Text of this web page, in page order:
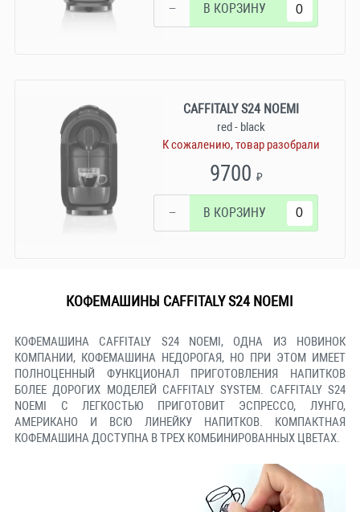
− В КОРЗИНУ
CAFFITALY S24 NOEMI
red - black
К сожалению, товар разобрали
9700 ₽
− В КОРЗИНУ
КОФЕМАШИНЫ CAFFITALY S24 NOEMI
КОФЕМАШИНА CAFFITALY S24 NOEMI, ОДНА ИЗ НОВИНОК
КОМПАНИИ, КОФЕМАШИНА НЕДОРОГАЯ, НО ПРИ ЭТОМ ИМЕЕТ
ПОЛНОЦЕННЫЙ ФУНКЦИОНАЛ ПРИГОТОВЛЕНИЯ НАПИТКОВ
БОЛЕЕ ДОРОГИХ МОДЕЛЕЙ CAFFITALY SYSTEM. CAFFITALY S24
NOEMI С ЛЕГКОСТЬЮ ПРИГОТОВИТ ЭСПРЕССО, ЛУНГО,
АМЕРИКАНО И ВСЮ ЛИНЕЙКУ НАПИТКОВ. КОМПАКТНАЯ
КОФЕМАШИНА ДОСТУПНА В ТРЕХ КОМБИНИРОВАННЫХ ЦВЕТАХ.